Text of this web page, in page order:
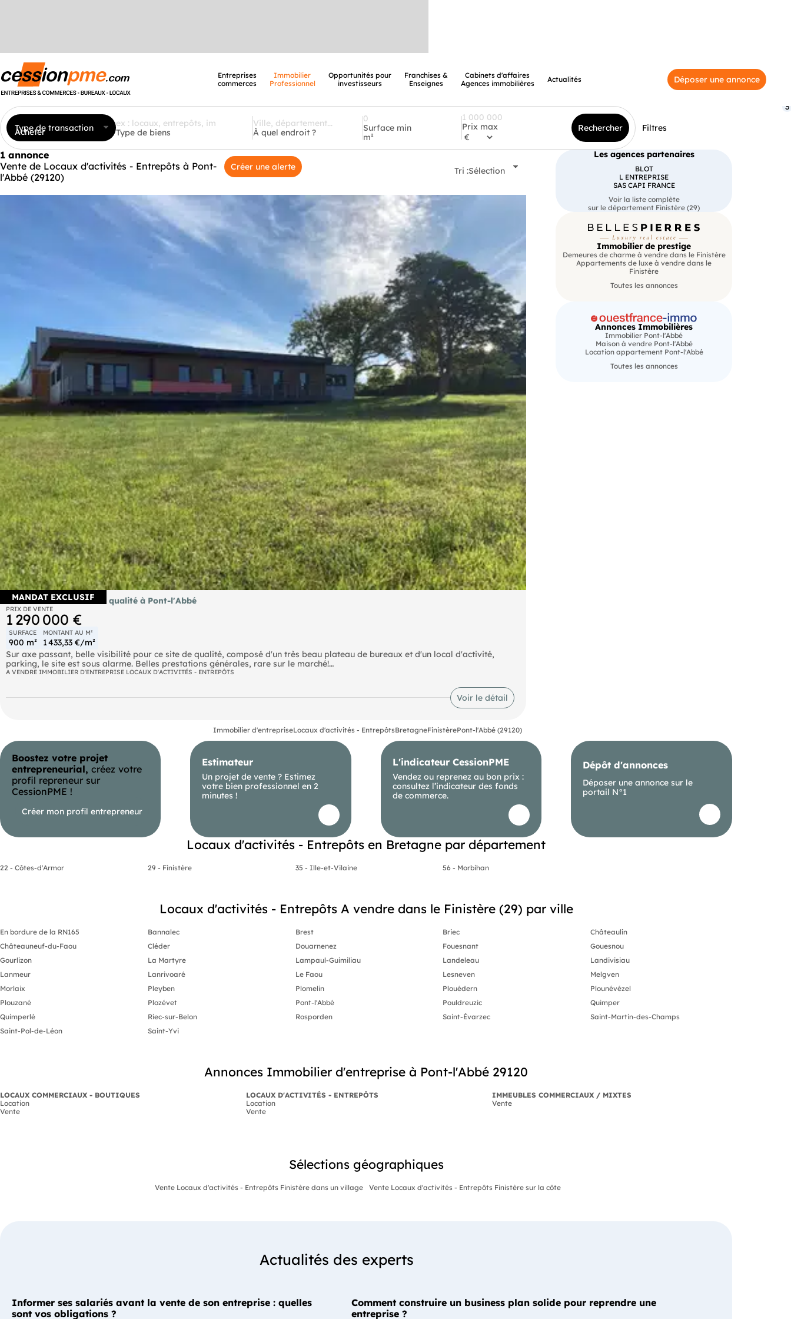
Entreprises
commerces
Immobilier
Professionnel
Opportunités pour
investisseurs
Franchises &
Enseignes
Cabinets d'affaires
Agences immobilières
Actualités Déposer une annonce
Type de transaction
Acheter Type de biens À quel endroit ?
Surface min
m²
Prix max Rechercher Filtres
3
1 annonce
Vente de Locaux d'activités - Entrepôts à Pont-
l'Abbé (29120)
Créer une alerte Tri :Sélection
MANDAT EXCLUSIF
Vente locaux visibilité et qualité à Pont-l'Abbé
PRIX DE VENTE
1 290 000 €
SURFACE
900 m²
MONTANT AU M²
1 433,33 €/m²
Sur axe passant, belle visibilité pour ce site de qualité, composé d'un très beau plateau de bureaux et d'un local d'activité,
parking, le site est sous alarme. Belles prestations générales, rare sur le marché!
A VENDRE IMMOBILIER D'ENTREPRISE LOCAUX D'ACTIVITÉS - ENTREPÔTS
Voir le détail
Les agences partenaires
BLOT
L ENTREPRISE
SAS CAPI FRANCE
Voir la liste complète
sur le département Finistère (29)
Immobilier de prestige
Demeures de charme à vendre dans le Finistère
Appartements de luxe à vendre dans le
Finistère
Toutes les annonces
Annonces Immobilières
Immobilier Pont-l'Abbé
Maison à vendre Pont-l'Abbé
Location appartement Pont-l'Abbé
Toutes les annonces
Immobilier d'entrepriseLocaux d'activités - EntrepôtsBretagneFinistèrePont-l'Abbé (29120)
Boostez votre projet
entrepreneurial, créez votre
profil repreneur sur
CessionPME !
Créer mon profil entrepreneur
Estimateur
Un projet de vente ? Estimez
votre bien professionnel en 2
minutes !
L'indicateur CessionPME
Vendez ou reprenez au bon prix :
consultez l’indicateur des fonds
de commerce.
Dépôt d'annonces
Déposer une annonce sur le
portail N°1
Locaux d'activités - Entrepôts en Bretagne par département
22 - Côtes-d'Armor 29 - Finistère 35 - Ille-et-Vilaine 56 - Morbihan
Locaux d'activités - Entrepôts A vendre dans le Finistère (29) par ville
En bordure de la RN165 Bannalec Brest Briec
Châteaulin
Châteauneuf-du-Faou
Cléder Douarnenez Fouesnant
Gouesnou
Gourlizon
La Martyre Lampaul-Guimiliau Landeleau
Landivisiau
Lanmeur
Lanrivoaré Le Faou Lesneven
Melgven
Morlaix
Pleyben Plomelin Plouédern
Plounévézel
Plouzané
Plozévet Pont-l'Abbé Pouldreuzic
Quimper
Quimperlé
Riec-sur-Belon Rosporden Saint-Évarzec
Saint-Martin-des-Champs
Saint-Pol-de-Léon
Saint-Yvi
Annonces Immobilier d'entreprise à Pont-l'Abbé 29120
LOCAUX COMMERCIAUX - BOUTIQUES
Location
Vente
LOCAUX D'ACTIVITÉS - ENTREPÔTS
Location
Vente
IMMEUBLES COMMERCIAUX / MIXTES
Vente
Sélections géographiques
Vente Locaux d'activités - Entrepôts Finistère dans un village Vente Locaux d'activités - Entrepôts Finistère sur la côte
Actualités des experts
Informer ses salariés avant la vente de son entreprise : quelles
sont vos obligations ?
Comment construire un business plan solide pour reprendre une
entreprise ?